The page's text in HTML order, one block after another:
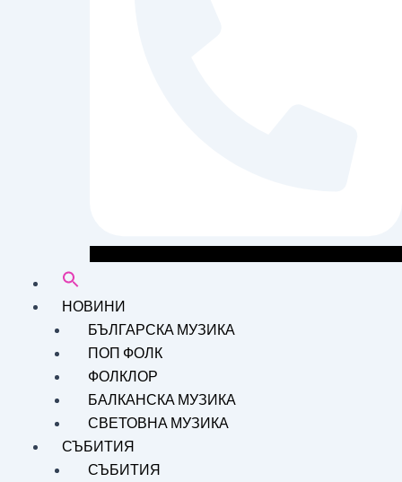
НОВИНИ
БЪЛГАРСКА МУЗИКА
ПОП ФОЛК
ФОЛКЛОР
БАЛКАНСКА МУЗИКА
СВЕТОВНА МУЗИКА
СЪБИТИЯ
СЪБИТИЯ